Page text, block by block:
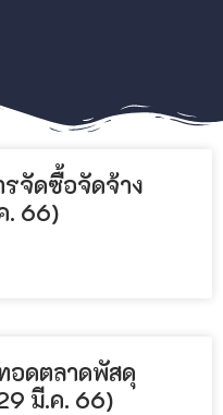
รจัดซื้อจัดจ้าง
. 66)
อดตลาดพัสดุ
มี.ค. 66)